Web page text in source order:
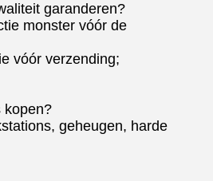
garanderen?
monster vóór de
vóór verzending;
kopen?
geheugen, harde